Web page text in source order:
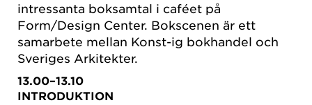
intressanta boksamtal i caféet på
Form/Design Center. Bokscenen är ett
samarbete mellan Konst-ig bokhandel och
Sveriges Arkitekter.
13.00–13.10
INTRODUKTION